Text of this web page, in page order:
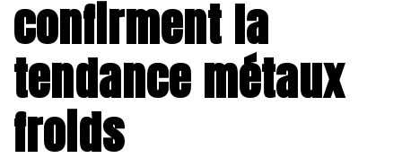
confirment la
tendance métaux
froids